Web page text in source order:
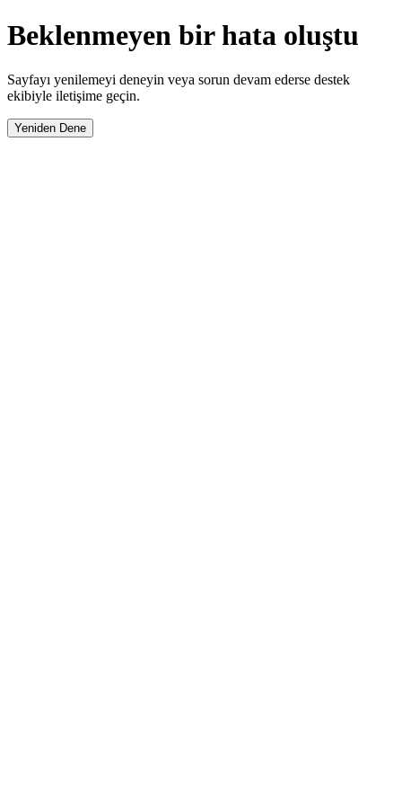
Beklenmeyen bir hata oluştu
Sayfayı yenilemeyi deneyin veya sorun devam ederse destek
ekibiyle iletişime geçin.
Yeniden Dene